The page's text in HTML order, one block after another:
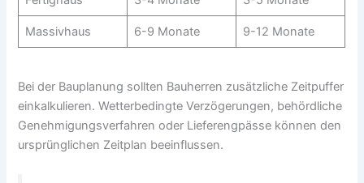
Massivhaus 6-9 Monate 9-12 Monate
Bei der Bauplanung sollten Bauherren zusätzliche Zeitpuffer
einkalkulieren. Wetterbedingte Verzögerungen, behördliche
Genehmigungsverfahren oder Lieferengpässe können den
ursprünglichen Zeitplan beeinflussen.